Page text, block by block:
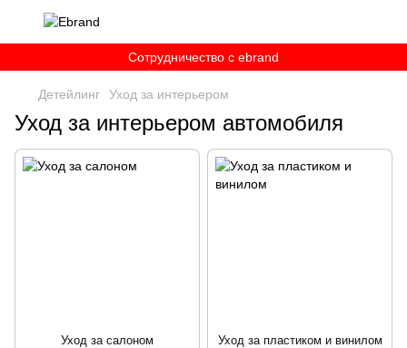
Сотрудничество c ebrand
Детейлинг Уход за интерьером
Уход за интерьером автомобиля
Уход за салоном Уход за пластиком и винилом